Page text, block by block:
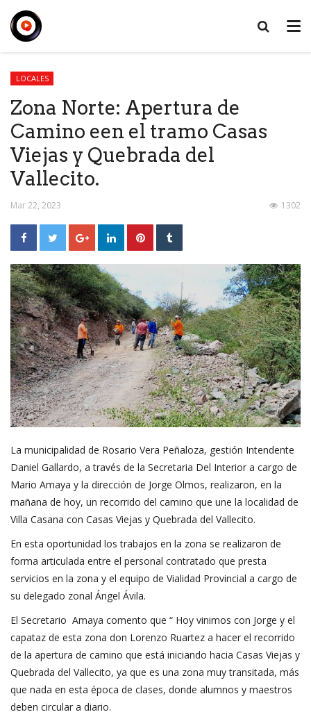
LOCALES
Zona Norte: Apertura de
Camino een el tramo Casas
Viejas y Quebrada del
Vallecito.
Mar 22, 2023 1302
La municipalidad de Rosario Vera Peñaloza, gestión Intendente
Daniel Gallardo, a través de la Secretaria Del Interior a cargo de
Mario Amaya y la dirección de Jorge Olmos, realizaron, en la
mañana de hoy, un recorrido del camino que une la localidad de
Villa Casana con Casas Viejas y Quebrada del Vallecito.
En esta oportunidad los trabajos en la zona se realizaron de
forma articulada entre el personal contratado que presta
servicios en la zona y el equipo de Vialidad Provincial a cargo de
su delegado zonal Ángel Ávila.
El Secretario Amaya comento que “ Hoy vinimos con Jorge y el
capataz de esta zona don Lorenzo Ruartez a hacer el recorrido
de la apertura de camino que está iniciando hacia Casas Viejas y
Quebrada del Vallecito, ya que es una zona muy transitada, más
que nada en esta época de clases, donde alumnos y maestros
deben circular a diario.